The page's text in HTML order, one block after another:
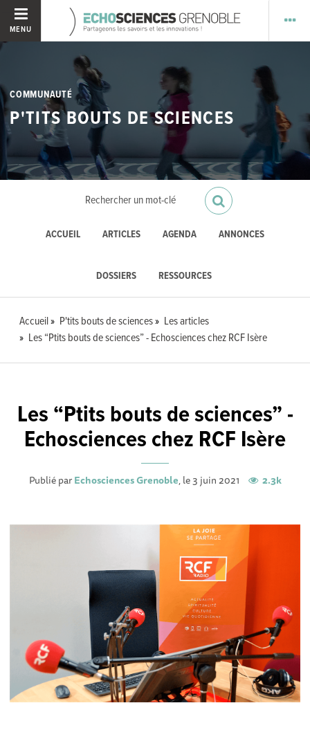
MENU
COMMUNAUTÉ
P'TITS BOUTS DE SCIENCES
ACCUEIL ARTICLES AGENDA ANNONCES
DOSSIERS RESSOURCES
Accueil P'tits bouts de sciences
Les articles
Les “Ptits bouts de sciences” - Echosciences chez RCF Isère
Les “Ptits bouts de sciences” -
Echosciences chez RCF Isère
Publié parEchosciences Grenoble, le 3 juin 2021 2.3k